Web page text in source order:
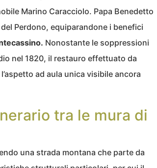
Marino Caracciolo. Papa Benedetto
del Perdono, equiparandone i benefici
Nonostante le soppressioni
nel 1820, il restauro effettuato da
ad aula unica visibile ancora
tra le mura di
una strada montana che parte da